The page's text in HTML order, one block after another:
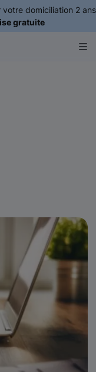
votre domiciliation 2 ans
gratuite